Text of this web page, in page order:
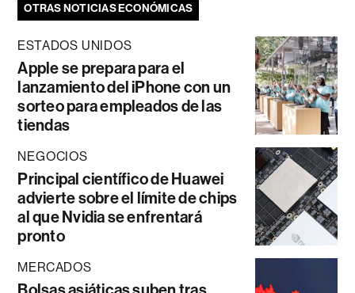
OTRAS NOTICIAS ECONÓMICAS
ESTADOS UNIDOS
Apple se prepara para el
lanzamiento del iPhone con un
sorteo para empleados de las
tiendas
NEGOCIOS
Principal científico de Huawei
advierte sobre el límite de chips
al que Nvidia se enfrentará
pronto
MERCADOS